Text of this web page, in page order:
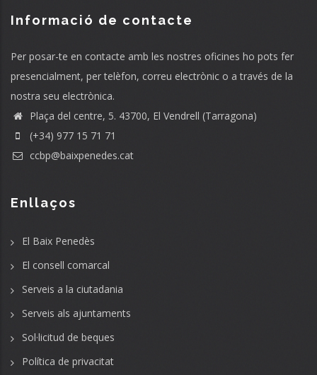
Informació de contacte
Per posar-te en contacte amb les nostres oficines ho pots fer
presencialment, per telèfon, correu electrònic o a través de la
nostra seu electrònica.
Plaça del centre, 5. 43700, El Vendrell (Tarragona)
(+34) 977 15 71 71
ccbp@baixpenedes.cat
Enllaços
El Baix Penedès
El consell comarcal
Serveis a la ciutadania
Serveis als ajuntaments
Sol·licitud de beques
Política de privacitat